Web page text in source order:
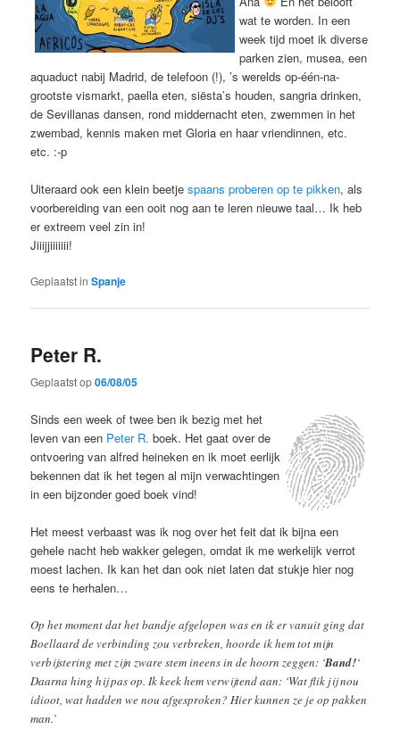
wat te worden. In een
week tijd moet ik diverse
parken zien, musea, een
aquaduct nabij Madrid, de telefoon (!), ’s werelds op-één-na-
grootste vismarkt, paella eten, siësta’s houden, sangria drinken,
de Sevillanas dansen, rond middernacht eten, zwemmen in het
zwembad, kennis maken met Gloria en haar vriendinnen, etc.
etc. :-p
Uiteraard ook een klein beetjespaans proberen op te pikken, als
voorbereiding van een ooit nog aan te leren nieuwe taal… Ik heb
er extreem veel zin in!
Jiiijjiiiiiii!
Geplaatst in Spanje
Peter R.
Geplaatst op06/08/05
Sinds een week of twee ben ik bezig met het
leven van een Peter R. boek. Het gaat over de
ontvoering van alfred heineken en ik moet eerlijk
bekennen dat ik het tegen al mijn verwachtingen
in een bijzonder goed boek vind!
Het meest verbaast was ik nog over het feit dat ik bijna een
gehele nacht heb wakker gelegen, omdat ik me werkelijk verrot
moest lachen. Ik kan het dan ook niet laten dat stukje hier nog
eens te herhalen…
Op het moment dat het bandje afgelopen was en ik er vanuit ging dat
Boellaard de verbinding zou verbreken, hoorde ik hem tot mijn
verbijstering met zijn zware stem ineens in de hoorn zeggen: ‘Band!‘
Daarna hing hij pas op. Ik keek hem verwijtend aan: ‘Wat flik jij nou
idioot, wat hadden we nou afgesproken? Hier kunnen ze je op pakken
man.’